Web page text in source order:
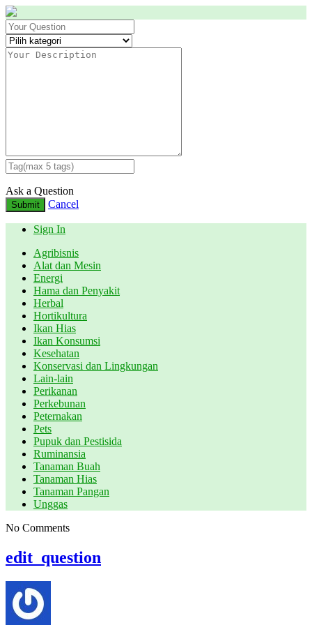
Ask a Question
Submit Cancel
Sign In
Agribisnis
Alat dan Mesin
Energi
Hama dan Penyakit
Herbal
Hortikultura
Ikan Hias
Ikan Konsumsi
Kesehatan
Konservasi dan Lingkungan
Lain-lain
Perikanan
Perkebunan
Peternakan
Pets
Pupuk dan Pestisida
Ruminansia
Tanaman Buah
Tanaman Hias
Tanaman Pangan
Unggas
No Comments
edit_question